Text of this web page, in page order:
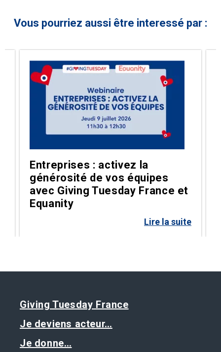
Vous pourriez aussi être interessé par :
Entreprises : activez la
générosité de vos équipes
avec Giving Tuesday France et
Equanity
Lire la suite
Giving Tuesday France
Je deviens acteur…
Je donne…